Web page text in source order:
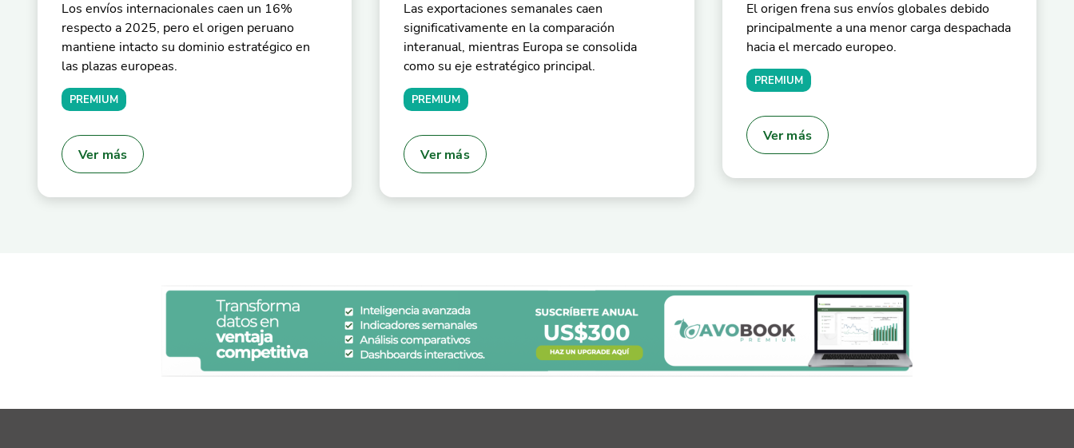
Los envíos internacionales caen un 16%
respecto a 2025, pero el origen peruano
mantiene intacto su dominio estratégico en
las plazas europeas.
PREMIUM
Ver más
Las exportaciones semanales caen
significativamente en la comparación
interanual, mientras Europa se consolida
como su eje estratégico principal.
PREMIUM
Ver más
El origen frena sus envíos globales debido
principalmente a una menor carga despachada
hacia el mercado europeo.
PREMIUM
Ver más